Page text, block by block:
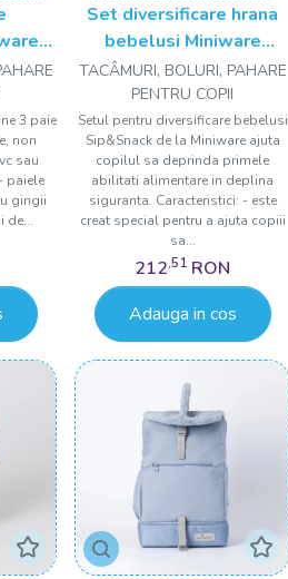
3 paie
non
sau
paiele
gingii
de...
Set diversificare hrana
bebelusi Miniware
Sip&Snack, 100% din
materiale naturale
biodegradabile, 3 piese,
Toffee
TACÂMURI, BOLURI, PAHARE
PENTRU COPII
Setul pentru diversificare bebelusi
Sip&Snack de la Miniware ajuta
copilul sa deprinda primele
abilitati alimentare in deplina
siguranta. Caracteristici: - este
creat special pentru a ajuta copiii
sa...
212,51 RON
Adauga in cos